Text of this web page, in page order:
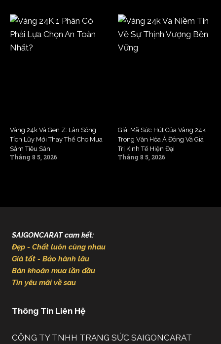
Vàng 24k Và Gen Z: Làn Sóng
Tích Lũy Mới Thay Thế Cho Mua
Sắm Tiêu Sản
Tháng 8 5, 2026
Giải Mã Sức Hút Của Vàng 24k
Trong Văn Hóa Á Đông Và Giá
Trị Kinh Tế Hiện Đại
Tháng 8 5, 2026
SAIGONCARAT cam kết:
Đẹp - Chất luôn cùng nhau
Giá tốt - Bảo hành lâu
Băn khoăn mua lần đầu
Tin yêu mãi về sau
Thông Tin Liên Hệ
CÔNG TY TNHH TRANG SỨC SAIGONCARAT